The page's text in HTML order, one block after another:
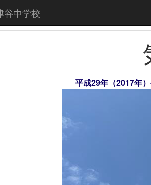
谷中学校
平成29年（2017年